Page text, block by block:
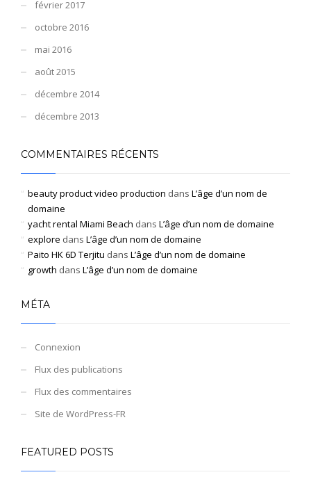
février 2017
octobre 2016
mai 2016
août 2015
décembre 2014
décembre 2013
COMMENTAIRES RÉCENTS
beauty product video production dans L’âge d’un nom de
domaine
yacht rental Miami Beach dans L’âge d’un nom de domaine
explore dans L’âge d’un nom de domaine
Paito HK 6D Terjitu dans L’âge d’un nom de domaine
growth dans L’âge d’un nom de domaine
MÉTA
Connexion
Flux des publications
Flux des commentaires
Site de WordPress-FR
FEATURED POSTS